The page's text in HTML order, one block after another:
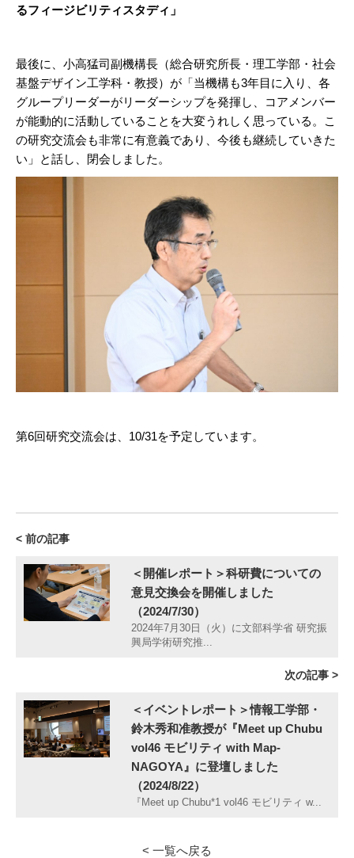
るフィージビリティスタディ 」
最後に、小高猛司副機構長（総合研究所長・理工学部・社会
基盤デザイン工学科・教授）が「当機構も3年目に入り、各
グループリーダーがリーダーシップを発揮し、コアメンバー
が能動的に活動していることを大変うれしく思っている。こ
の研究交流会も非常に有意義であり、今後も継続していきた
い」と話し、閉会しました。
第6回研究交流会は、10/31を予定しています。
< 前の記事
＜開催レポート＞科研費についての
意見交換会を開催しました
（2024/7/30）
2024年7月30日（火）に文部科学省 研究振
興局学術研究推...
次の記事 >
＜イベントレポート＞情報工学部・
鈴木秀和准教授が『Meet up Chubu
vol46 モビリティ with Map-
NAGOYA』に登壇しました
（2024/8/22）
『Meet up Chubu*1 vol46 モビリティ w...
< 一覧へ戻る